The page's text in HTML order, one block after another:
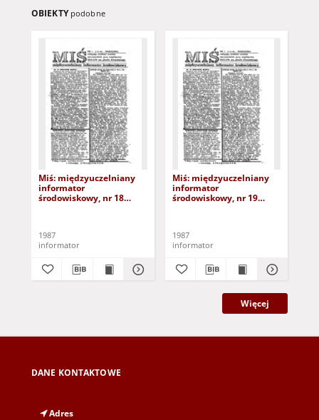
OBIEKTY podobne
Miś: międzyuczelniany
informator
środowiskowy, nr 18
1987
informator
Miś: międzyuczelniany
informator
środowiskowy, nr 19
1987
informator
Więcej
DANE KONTAKTOWE
Adres